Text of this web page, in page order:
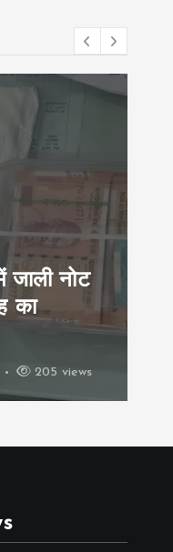
जाली नोट
का
205 views